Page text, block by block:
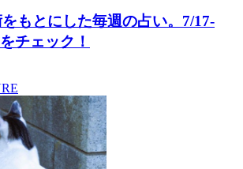
もとにした毎週の占い。7/17-
チェック！